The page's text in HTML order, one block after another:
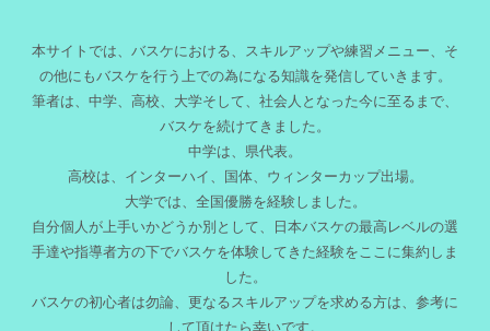
本サイトでは、バスケにおける、スキルアップや練習メニュー、そ
の他にもバスケを行う上での為になる知識を発信していきます。
筆者は、中学、高校、大学そして、社会人となった今に至るまで、
バスケを続けてきました。
中学は、県代表。
高校は、インターハイ、国体、ウィンターカップ出場。
大学では、全国優勝を経験しました。
自分個人が上手いかどうか別として、日本バスケの最高レベルの選
手達や指導者方の下でバスケを体験してきた経験をここに集約しま
した。
バスケの初心者は勿論、更なるスキルアップを求める方は、参考に
して頂けたら幸いです。